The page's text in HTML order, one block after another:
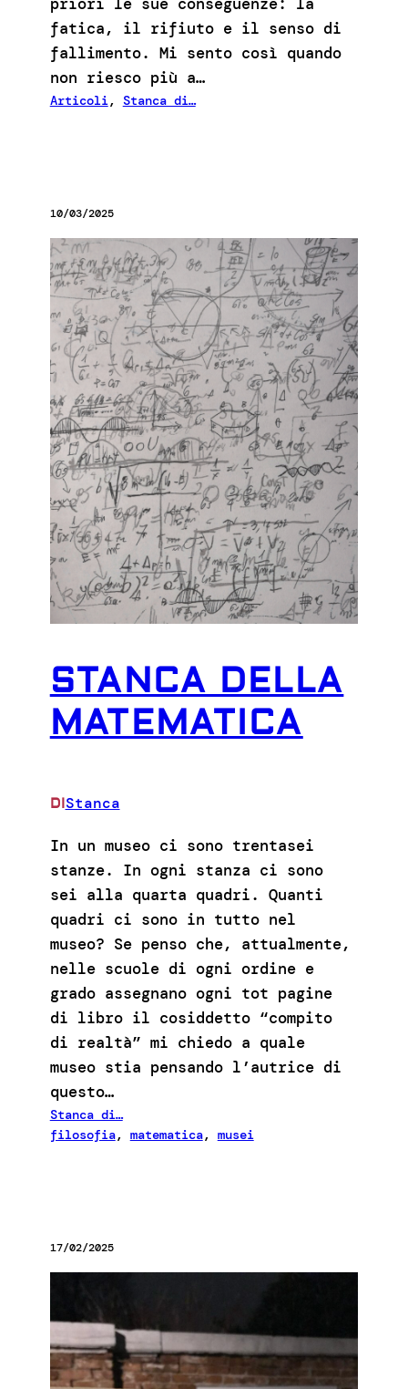
fatica, il rifiuto e il senso di
fallimento. Mi sento così quando
non riesco più a…
Articoli, Stanca di…
10/03/2025
STANCA DELLA
MATEMATICA
DIStanca
In un museo ci sono trentasei
stanze. In ogni stanza ci sono
sei alla quarta quadri. Quanti
quadri ci sono in tutto nel
museo? Se penso che, attualmente,
nelle scuole di ogni ordine e
grado assegnano ogni tot pagine
di libro il cosiddetto “compito
di realtà” mi chiedo a quale
museo stia pensando l’autrice di
questo…
Stanca di…
filosofia, matematica, musei
17/02/2025